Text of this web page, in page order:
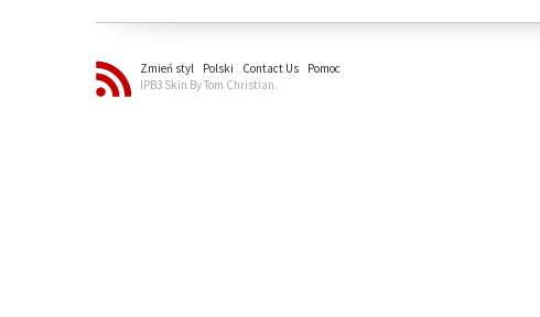
Zmień styl Polski Contact Us
Pomoc
IPB3 Skin By Tom Christian.